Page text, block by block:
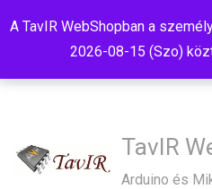
A TavIR WebShopban a
2026-08-15 (Szo)
TavIR
Arduino és